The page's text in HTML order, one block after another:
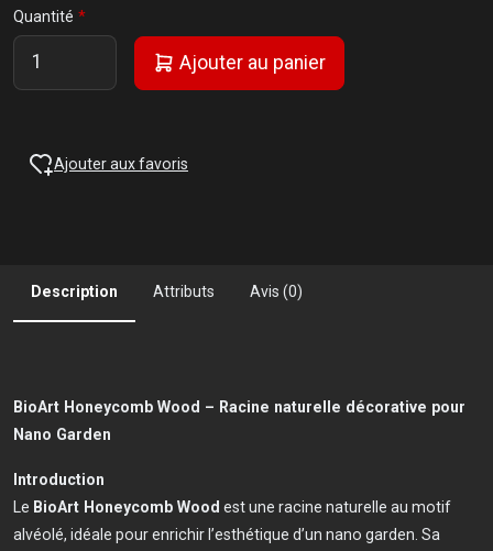
Quantité
Ajouter au panier
Ajouter aux favoris
Description Attributs Avis (0)
BioArt Honeycomb Wood – Racine naturelle décorative pour
Nano Garden
Introduction
Le BioArt Honeycomb Wood est une racine naturelle au motif
alvéolé, idéale pour enrichir l’esthétique d’un nano garden. Sa